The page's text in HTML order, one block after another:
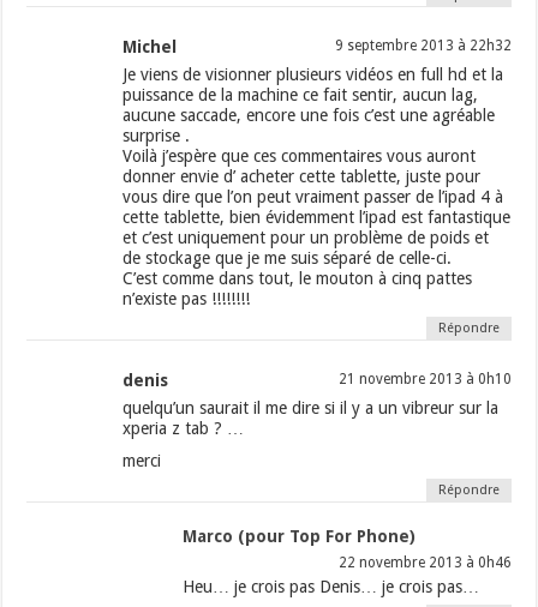
Michel 9 septembre 2013 à 22h32
Je viens de visionner plusieurs vidéos en full hd et la
puissance de la machine ce fait sentir, aucun lag,
aucune saccade, encore une fois c’est une agréable
surprise .
Voilà j’espère que ces commentaires vous auront
donner envie d’ acheter cette tablette, juste pour
vous dire que l’on peut vraiment passer de l’ipad 4 à
cette tablette, bien évidemment l’ipad est fantastique
et c’est uniquement pour un problème de poids et
de stockage que je me suis séparé de celle-ci.
C’est comme dans tout, le mouton à cinq pattes
n’existe pas !!!!!!!!
Répondre
denis 21 novembre 2013 à 0h10
quelqu’un saurait il me dire si il y a un vibreur sur la
xperia z tab ? …
merci
Répondre
Marco (pour Top For Phone)
22 novembre 2013 à 0h46
Heu… je crois pas Denis… je crois pas…